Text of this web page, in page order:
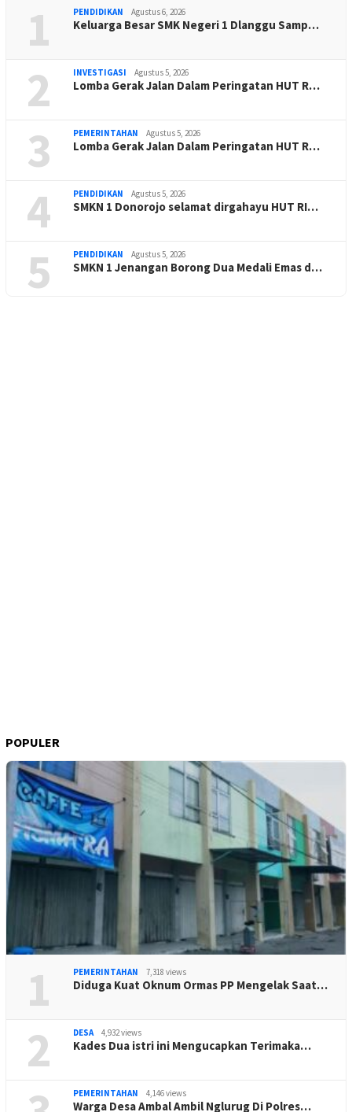
1 PENDIDIKAN Agustus 6, 2026
Keluarga Besar SMK Negeri 1 Dlanggu Samp…
2 INVESTIGASI Agustus 5, 2026
Lomba Gerak Jalan Dalam Peringatan HUT R…
3 PEMERINTAHAN Agustus 5, 2026
Lomba Gerak Jalan Dalam Peringatan HUT R…
4 PENDIDIKAN Agustus 5, 2026
SMKN 1 Donorojo selamat dirgahayu HUT RI…
5 PENDIDIKAN Agustus 5, 2026
SMKN 1 Jenangan Borong Dua Medali Emas d…
POPULER
1 PEMERINTAHAN 7,318 views
Diduga Kuat Oknum Ormas PP Mengelak Saat…
2 DESA 4,932 views
Kades Dua istri ini Mengucapkan Terimaka…
PEMERINTAHAN 4,146 views
Warga Desa Ambal Ambil Nglurug Di Polres…